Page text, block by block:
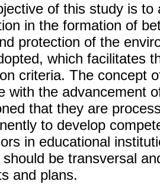
of this study is to
in the formation of
protection of the
which facilitates
criteria. The concept
with the advancement
that they are
to develop
in educational
should be transversal
and plans.